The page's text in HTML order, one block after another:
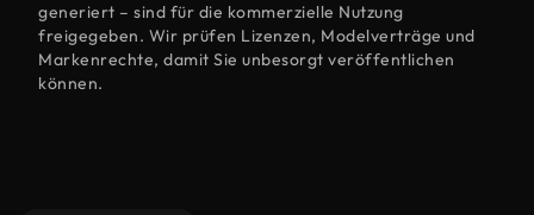
generiert – sind für die kommerzielle Nutzung
freigegeben. Wir prüfen Lizenzen, Modelverträge und
Markenrechte, damit Sie unbesorgt veröffentlichen
können.